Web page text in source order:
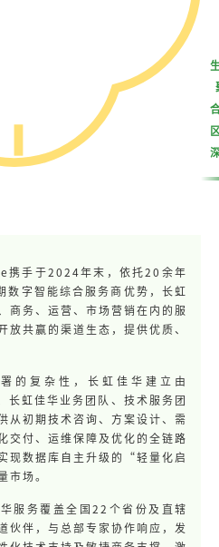
携手于2024年末，依托20余年
数字智能综合服务商优势，长虹
商务、运营、市场营销在内的服
放共赢的渠道生态，提供优质、
的复杂性，长虹佳华建立由
虹佳华业务团队、技术服务团
从初期技术咨询、方案设计、需
交付、运维保障及优化的全链路
现数据库自主升级的“轻量化启
场。
服务覆盖全国22个省份及直辖
伙伴，与总部专家协作响应，发